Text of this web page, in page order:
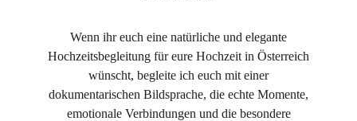
Wenn ihr euch eine natürliche und elegante
Hochzeitsbegleitung für eure Hochzeit in Österreich
wünscht, begleite ich euch mit einer
dokumentarischen Bildsprache, die echte Momente,
emotionale Verbindungen und die besondere